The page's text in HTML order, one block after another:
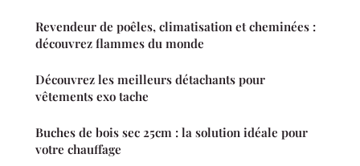
Revendeur de poêles, climatisation et cheminées :
découvrez flammes du monde
Découvrez les meilleurs détachants pour
vêtements exo tache
Buches de bois sec 25cm : la solution idéale pour
votre chauffage